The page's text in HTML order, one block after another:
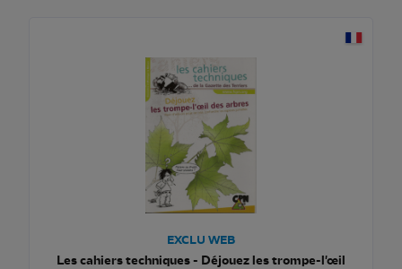
EXCLU WEB
Les cahiers techniques - Déjouez les trompe-l'œil